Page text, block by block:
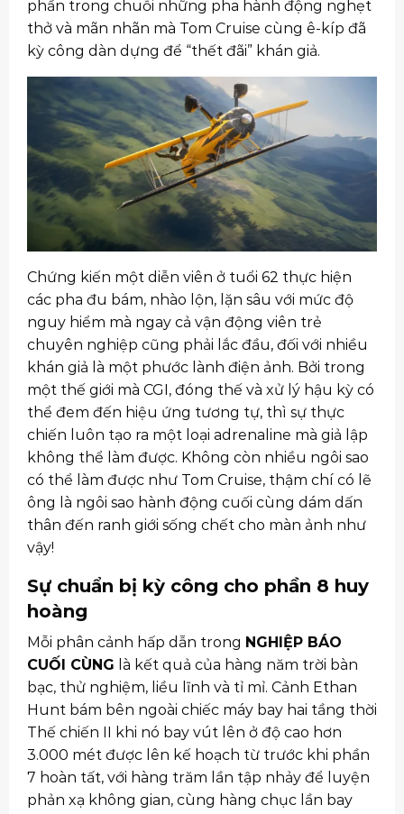
phần trong chuỗi những pha hành động nghẹt
thở và mãn nhãn mà Tom Cruise cùng ê-kíp đã
kỳ công dàn dựng để “thết đãi” khán giả.
Chứng kiến một diễn viên ở tuổi 62 thực hiện
các pha đu bám, nhào lộn, lặn sâu với mức độ
nguy hiểm mà ngay cả vận động viên trẻ
chuyên nghiệp cũng phải lắc đầu, đối với nhiều
khán giả là một phước lành điện ảnh. Bởi trong
một thế giới mà CGI, đóng thế và xử lý hậu kỳ có
thể đem đến hiệu ứng tương tự, thì sự thực
chiến luôn tạo ra một loại adrenaline mà giả lập
không thể làm được. Không còn nhiều ngôi sao
có thể làm được như Tom Cruise, thậm chí có lẽ
ông là ngôi sao hành động cuối cùng dám dấn
thân đến ranh giới sống chết cho màn ảnh như
vậy!
Sự chuẩn bị kỳ công cho phần 8 huy
hoàng
Mỗi phân cảnh hấp dẫn trong NGHIỆP BÁO
CUỐI CÙNG là kết quả của hàng năm trời bàn
bạc, thử nghiệm, liều lĩnh và tỉ mỉ. Cảnh Ethan
Hunt bám bên ngoài chiếc máy bay hai tầng thời
Thế chiến II khi nó bay vút lên ở độ cao hơn
3.000 mét được lên kế hoạch từ trước khi phần
7 hoàn tất, với hàng trăm lần tập nhảy để luyện
phản xạ không gian, cùng hàng chục lần bay